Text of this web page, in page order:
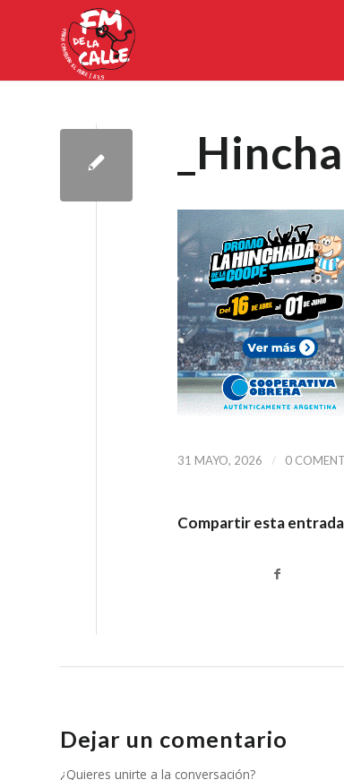
31 MAYO, 2026 / 0
Compartir esta entrada
Dejar un comentario
¿Quieres unirte a la conversación?